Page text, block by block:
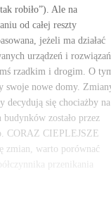
robiło”). Ale na
od całej reszty
jeżeli ma działać
urządzeń i rozwiązań
rzadkim i drogim. O
swoje nowe domy.
decydują się chociażby na
zostało przez
CORAZ CIEPLEJSZE
zmian, warto porównać
przenikania